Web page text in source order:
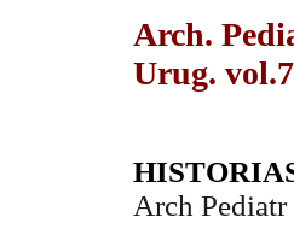
Arch.
Urug.
Arch